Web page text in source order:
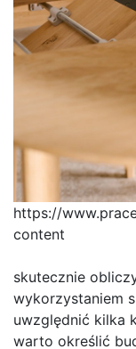
https://
content
skutecznie
wykorzystaniem
uwzględnić kilka
warto określić